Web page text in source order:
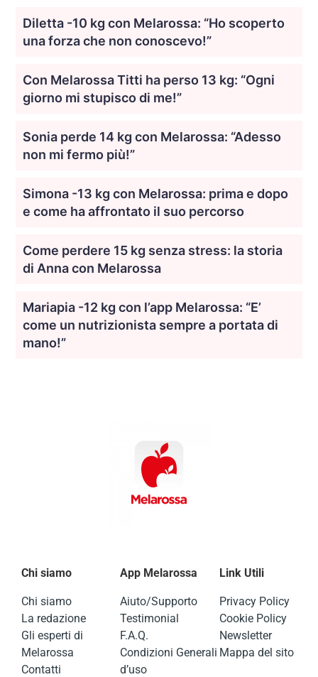
Diletta -10 kg con Melarossa: “Ho scoperto
una forza che non conoscevo!”
Con Melarossa Titti ha perso 13 kg: “Ogni
giorno mi stupisco di me!”
Sonia perde 14 kg con Melarossa: “Adesso
non mi fermo più!”
Simona -13 kg con Melarossa: prima e dopo
e come ha affrontato il suo percorso
Come perdere 15 kg senza stress: la storia
di Anna con Melarossa
Mariapia -12 kg con l’app Melarossa: “E’
come un nutrizionista sempre a portata di
mano!”
Chi siamo
Chi siamo
La redazione
Gli esperti di
Melarossa
Contatti
App Melarossa
Aiuto/Supporto
Testimonial
F.A.Q.
Condizioni Generali
d’uso
Link Utili
Privacy Policy
Cookie Policy
Newsletter
Mappa del sito